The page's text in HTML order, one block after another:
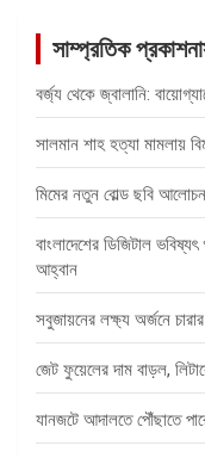
সাম্প্রতিক
বর্জ্য থেকে জ্বালানি:
সালমান শাহ হত্যা মামলায়
মিমের নতুন বোল্ড ছবি
বাংলাদেশের ডিজিটাল
আহ্বান
সবুজায়নের লক্ষ্য অর্জনে
জেট ফুয়েলের দাম বাড়ল,
যানজটে আদালতে পৌঁছাতে